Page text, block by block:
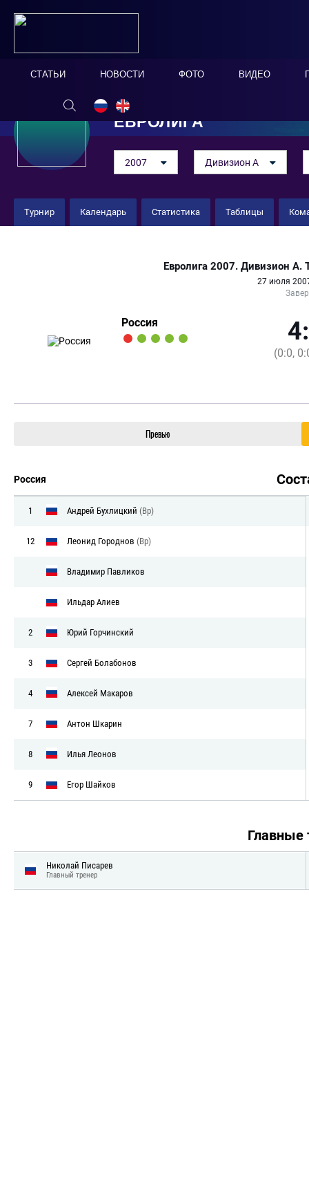
СТАТЬИ НОВОСТИ ФОТО ВИДЕО
ЕВРОЛИГА
2007 Дивизион А
Турнир Календарь Статистика Таблицы
Евролига 2007. Дивизион А.
27 июля
Россия
(0:0,
Превью
Россия
1 Андрей Бухлицкий (Вр)
12 Леонид Городнов (Вр)
Владимир Павликов
Ильдар Алиев
2 Юрий Горчинский
3 Сергей Болабонов
4 Алексей Макаров
7 Антон Шкарин
8 Илья Леонов
9 Егор Шайков
Главные
Николай Писарев
Главный тренер